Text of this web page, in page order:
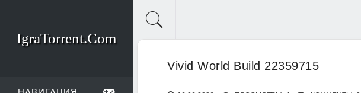
IgraTorrent.Com
Vivid World Build 22359715